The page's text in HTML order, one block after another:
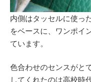
内側はタッセルに使っ
をベースに、ワンポイ
ています。
色合わせのセンスがと
してくれたのは高校時